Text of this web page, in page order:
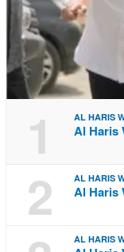
1 AL HARIS
Al Haris
2 AL HARIS
Al Haris
AL HARIS